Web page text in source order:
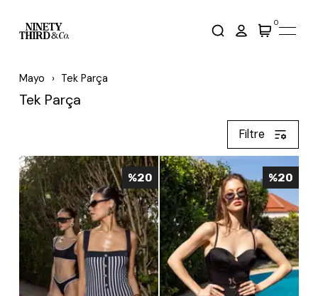
0
Mayo Tek Parça
Tek Parça
Filtre
%20 %20